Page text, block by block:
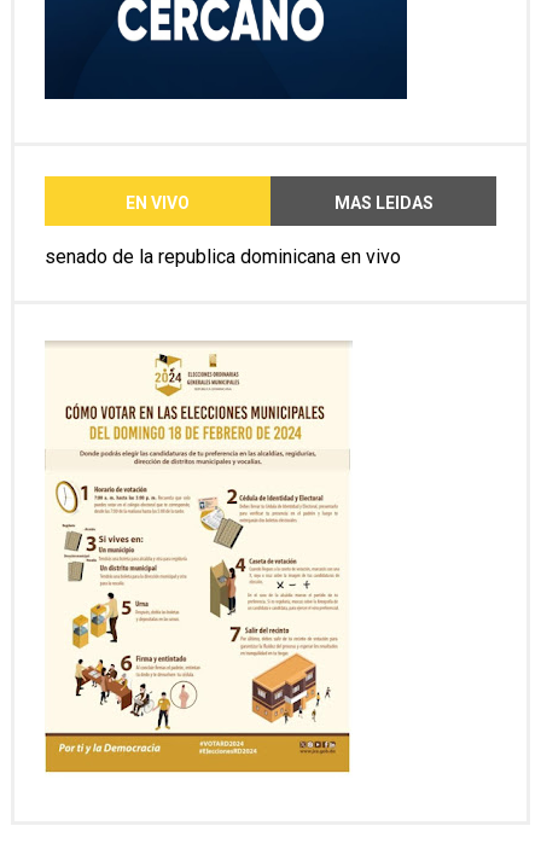
EN VIVO MAS LEIDAS
senado de la republica dominicana en vivo